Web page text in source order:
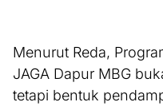
Menurut Reda,
JAGA Dapur MBG
tetapi bentuk